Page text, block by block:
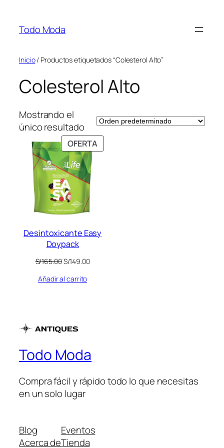
contenido
Todo Moda
Inicio/ Productos etiquetados “Colesterol Alto”
Colesterol Alto
Mostrando el
único resultado
OFERTAPRODUCTO
EN
Desintoxicante Easy
Doypack
S/165.00El
original
S/149.00El
Añadir al carrito
Todo Moda
Compra fácil y rápido todo lo que necesitas
en un solo lugar
Blog
Acerca de
Eventos
Tienda